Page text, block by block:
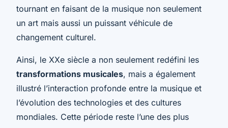
tournant en faisant de la musique non seulement
un art mais aussi un puissant véhicule de
changement culturel.
Ainsi, le XXe siècle a non seulement redéfini les
transformations musicales, mais a également
illustré l’interaction profonde entre la musique et
l’évolution des technologies et des cultures
mondiales. Cette période reste l’une des plus